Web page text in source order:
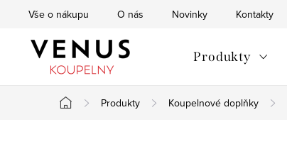
Vše o nákupu O nás Novinky Kontakty
Produkty
Domů
Produkty Koupelnové doplňky